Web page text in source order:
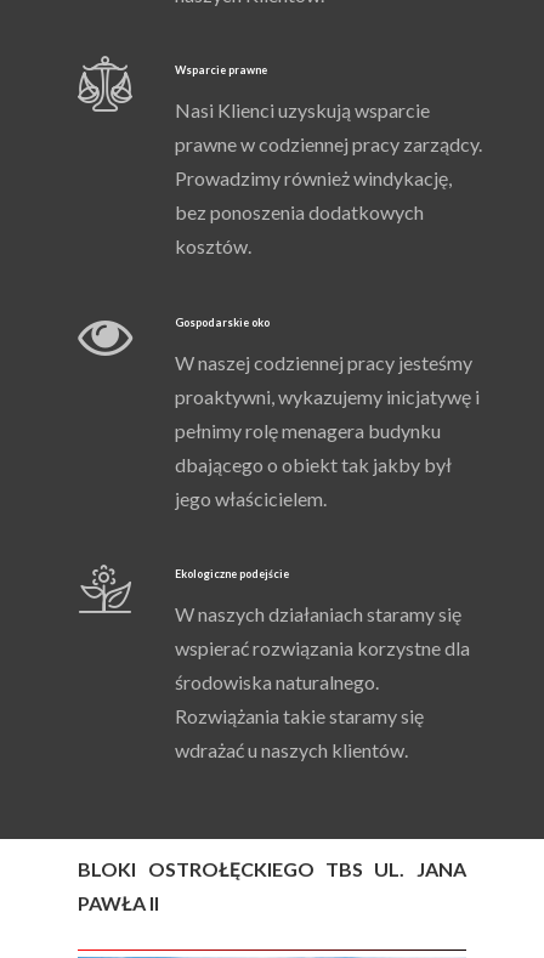
Wsparcie prawne
Nasi Klienci uzyskują wsparcie
prawne w codziennej pracy zarządcy.
Prowadzimy również windykację,
bez ponoszenia dodatkowych
kosztów.
Gospodarskie oko
W naszej codziennej pracy jesteśmy
proaktywni, wykazujemy inicjatywę i
pełnimy rolę menagera budynku
dbającego o obiekt tak jakby był
jego właścicielem.
Ekologiczne podejście
W naszych działaniach staramy się
wspierać rozwiązania korzystne dla
środowiska naturalnego.
Rozwiążania takie staramy się
wdrażać u naszych klientów.
BLOKI OSTROŁĘCKIEGO TBS UL. JANA
PAWŁA II